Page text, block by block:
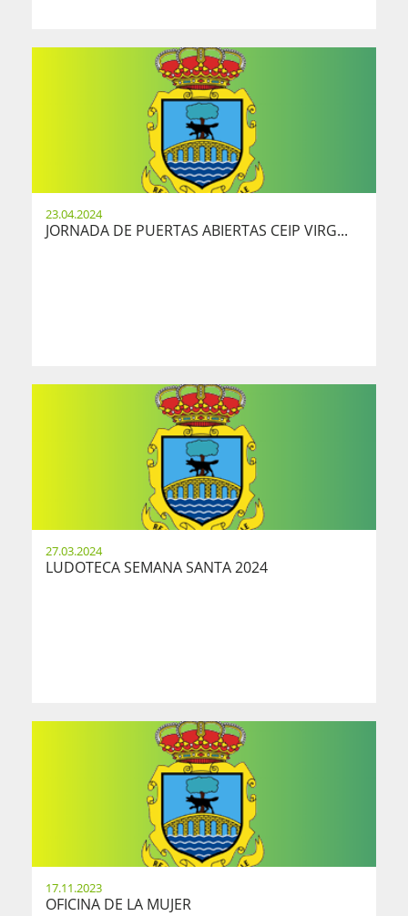
23.04.2024
JORNADA DE PUERTAS ABIERTAS CEIP VIRG...
27.03.2024
LUDOTECA SEMANA SANTA 2024
17.11.2023
OFICINA DE LA MUJER